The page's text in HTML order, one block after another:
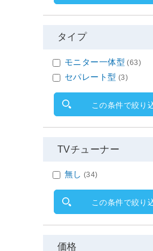
タイプ
モニター一体型 (63)
セパレート型 (3)
この条件で絞り
TVチューナー
無し (34)
この条件で絞り
価格